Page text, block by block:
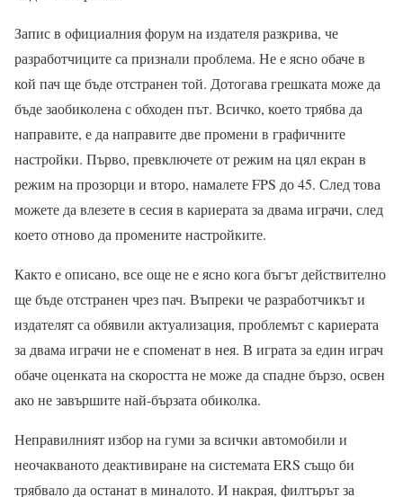
Запис в официалния форум на издателя разкрива, че
разработчиците са признали проблема. Не е ясно обаче в
кой пач ще бъде отстранен той. Дотогава грешката може да
бъде заобиколена с обходен път. Всичко, което трябва да
направите, е да направите две промени в графичните
настройки. Първо, превключете от режим на цял екран в
режим на прозорци и второ, намалете FPS до 45. След това
можете да влезете в сесия в кариерата за двама играчи, след
което отново да промените настройките.
Както е описано, все още не е ясно кога бъгът действително
ще бъде отстранен чрез пач. Въпреки че разработчикът и
издателят са обявили актуализация, проблемът с кариерата
за двама играчи не е споменат в нея. В играта за един играч
обаче оценката на скоростта не може да спадне бързо, освен
ако не завършите най-бързата обиколка.
Неправилният избор на гуми за всички автомобили и
неочакваното деактивиране на системата ERS също би
трябвало да останат в миналото. И накрая, филтърът за